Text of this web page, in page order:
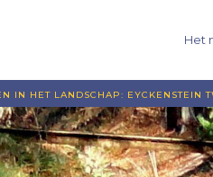
Het
IN HET LANDSCHAP: EYCKENSTEIN